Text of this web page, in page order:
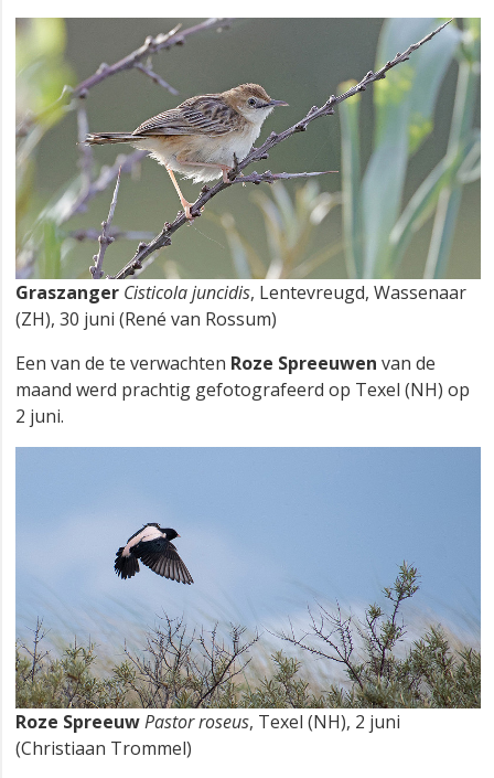
Graszanger Cisticola juncidis, Lentevreugd, Wassenaar
(ZH), 30 juni (René van Rossum)
Een van de te verwachten Roze Spreeuwen van de
maand werd prachtig gefotografeerd op Texel (NH) op
2 juni.
Roze SpreeuwPastor roseus, Texel (NH), 2 juni
(Christiaan Trommel)